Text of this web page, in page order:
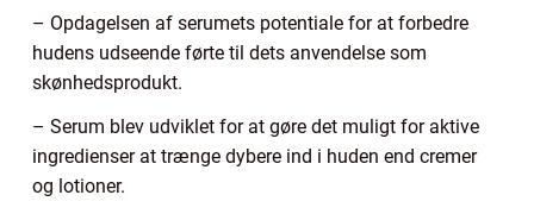
– Opdagelsen af serumets potentiale for at forbedre
hudens udseende førte til dets anvendelse som
skønhedsprodukt.
– Serum blev udviklet for at gøre det muligt for aktive
ingredienser at trænge dybere ind i huden end cremer
og lotioner.